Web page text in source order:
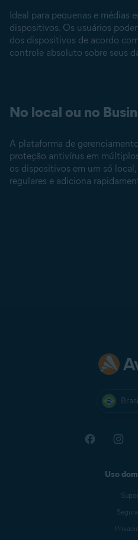
Ideal para pequenas e médias
dispositivos. Os usuários
dos dispositivos de acordo
controle absoluto sobre seus
No local ou no
A plataforma de
proteção antivírus em
os dispositivos em um só
regulares e adiciona
Uso